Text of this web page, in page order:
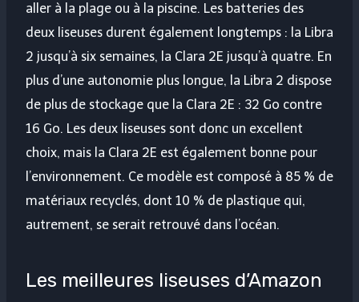
aller à la plage ou à la piscine. Les batteries des
deux liseuses durent également longtemps : la Libra
2 jusqu’à six semaines, la Clara 2E jusqu’à quatre. En
plus d’une autonomie plus longue, la Libra 2 dispose
de plus de stockage que la Clara 2E : 32 Go contre
16 Go. Les deux liseuses sont donc un excellent
choix, mais la Clara 2E est également bonne pour
l’environnement. Ce modèle est composé à 85 % de
matériaux recyclés, dont 10 % de plastique qui,
autrement, se serait retrouvé dans l’océan.
Les meilleures liseuses d’Amazon